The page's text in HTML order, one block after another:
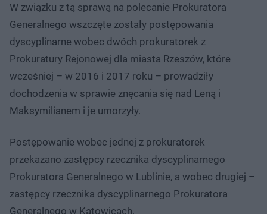
W związku z tą sprawą na polecanie Prokuratora
Generalnego wszczęte zostały postępowania
dyscyplinarne wobec dwóch prokuratorek z
Prokuratury Rejonowej dla miasta Rzeszów, które
wcześniej – w 2016 i 2017 roku – prowadziły
dochodzenia w sprawie znęcania się nad Leną i
Maksymilianem i je umorzyły.
Postępowanie wobec jednej z prokuratorek
przekazano zastępcy rzecznika dyscyplinarnego
Prokuratora Generalnego w Lublinie, a wobec drugiej –
zastępcy rzecznika dyscyplinarnego Prokuratora
Generalnego w Katowicach.